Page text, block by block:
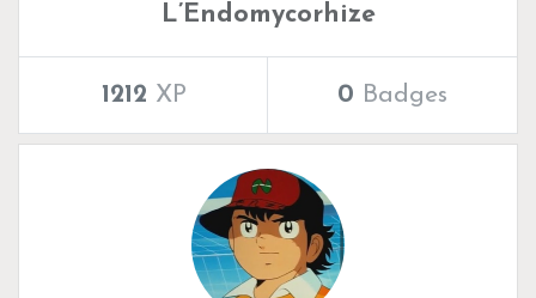
L’Endomycorhize
1212 XP 0 Badges